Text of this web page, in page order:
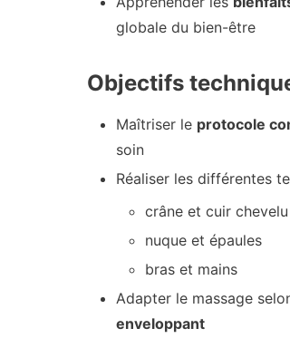
globale du bien-être
Objectifs
Maîtriser le protocole
soin
Réaliser les différentes
crâne et cuir chevelu
nuque et épaules
bras et mains
Adapter le massage
enveloppant